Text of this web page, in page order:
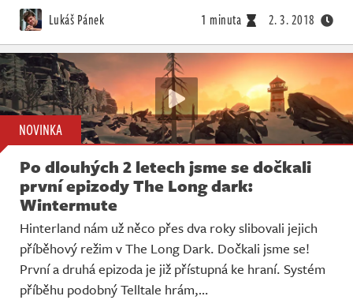
Lukáš Pánek 1 minuta 2. 3. 2018
NOVINKA
Po dlouhých 2 letech jsme se dočkali
první epizody The Long dark:
Wintermute
Hinterland nám už něco přes dva roky slibovali jejich
příběhový režim v The Long Dark. Dočkali jsme se!
První a druhá epizoda je již přístupná ke hraní. Systém
příběhu podobný Telltale hrám,…